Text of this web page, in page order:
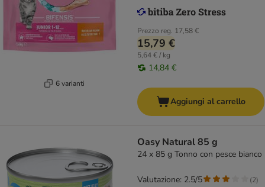
6 varianti
Prezzo reg. 17,58 €
15,79 €
5,64 € / kg
14,84 €
Aggiungi al carrello
Oasy Natural 85 g
24 x 85 g Tonno con pesce bianco
Valutazione: 2.5/5 (2)